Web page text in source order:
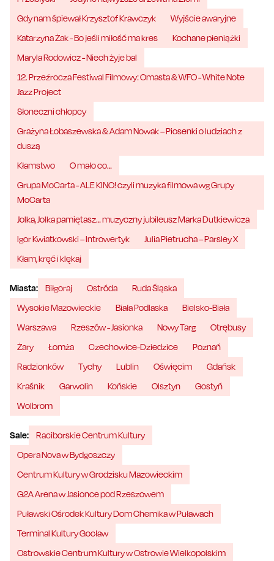
Gdy nam śpiewał Krzysztof Krawczyk
Wyjście awaryjne
Katarzyna Żak - Bo jeśli miłość ma kres
Kochane pieniążki
Maryla Rodowicz - Niech żyje bal
12. Przeźrocza Festiwal Filmowy: Omasta & WFO - White Note
Jazz Project
Słoneczni chłopcy
Grażyna Łobaszewska & Adam Nowak – Piosenki o ludziach z
duszą
Kłamstwo
O mało co…
Grupa MoCarta - ALE KINO! czyli muzyka filmowa wg Grupy
MoCarta
Jolka, Jolka pamiętasz… muzyczny jubileusz Marka Dutkiewicza
Igor Kwiatkowski – Introwertyk
Julia Pietrucha – Parsley X
Kłam, kręć i klękaj
Miasta: Biłgoraj Ostróda
Ruda Śląska
Wysokie Mazowieckie
Biała Podlaska
Bielsko-Biała
Warszawa
Rzeszów - Jasionka Nowy Targ
Otrębusy
Żary
Łomża Czechowice-Dziedzice
Poznań
Radzionków
Tychy Lublin Oświęcim
Gdańsk
Kraśnik
Garwolin Końskie Olsztyn
Gostyń
Wolbrom
Sale:
Raciborskie Centrum Kultury
Opera Nova w Bydgoszczy
Centrum Kultury w Grodzisku Mazowieckim
G2A Arena w Jasionce pod Rzeszowem
Puławski Ośrodek Kultury Dom Chemika w Puławach
Terminal Kultury Gocław
Ostrowskie Centrum Kultury w Ostrowie Wielkopolskim